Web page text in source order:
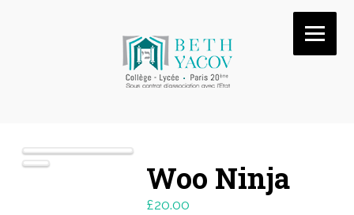
Woo Ninja
£20.00